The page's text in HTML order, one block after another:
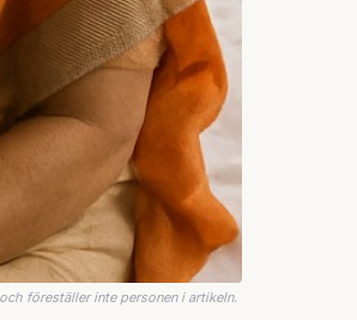
föreställer inte personen i artikeln.